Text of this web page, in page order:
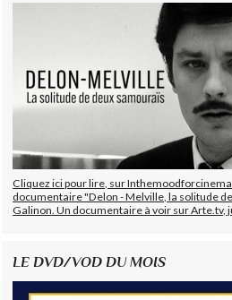
Cliquez ici pour lire, sur
documentaire "Delon - Melville, la solitude
Galinon. Un documentaire à voir sur Arte.tv,
LE DVD/VOD DU MOIS